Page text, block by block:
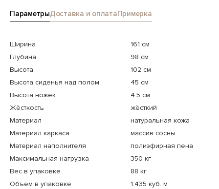
ПараметрыДоставка и оплатаПримерка
Ширина
161 см
Глубина
98 см
Высота
102 см
Высота сиденья над полом
45 см
Высота ножек
4.5 см
Жёсткость
жёсткий
Материал
натуральная кожа
Материал каркаса
массив сосны
Материал наполнителя
полиэфирная пена
Максимальная нагрузка
350 кг
Вес в упаковке
88 кг
Объем в упаковке
1.435 куб. м